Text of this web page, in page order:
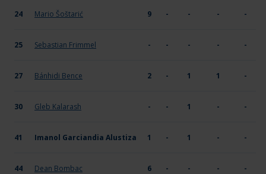
24 Mario Šoštarić 9 - - - -
25 Sebastian Frimmel - - - - -
27 Bánhidi Bence 2 - 1 1 -
30 Gleb Kalarash - - 1 - -
41 Imanol Garciandia Alustiza 1 - 1 - -
44 Dean Bombac 6 - - - -